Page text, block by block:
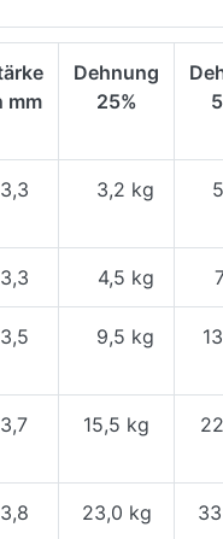
mm
Dehnung
25%
3,3 3,2 kg
3,3 4,5 kg
3,5 9,5 kg
3,7 15,5 kg
3,8 23,0 kg